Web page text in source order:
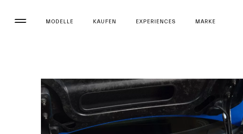
MODELLE KAUFEN EXPERIENCES MARKE